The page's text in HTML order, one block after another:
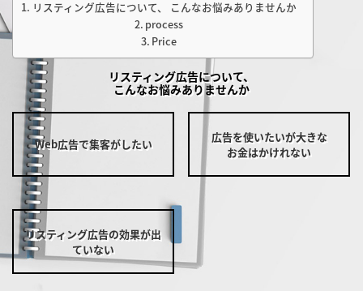
リスティング広告について、 こんなお悩みありませんか
process
Price
リスティング広告について、
こんなお悩みありませんか
Web広告で集客がしたい
広告を使いたいが大きな
お金はかけれない
リスティング広告の効果が出
ていない